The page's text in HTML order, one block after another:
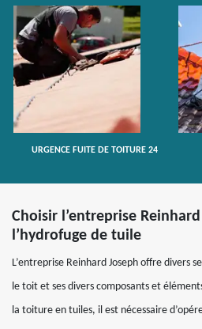
URGENCE FUITE DE TOITURE 24
Choisir l’entreprise
l’hydrofuge de tuile
L’entreprise Reinhard Joseph offre divers
le toit et ses divers composants et
la toiture en tuiles, il est nécessaire